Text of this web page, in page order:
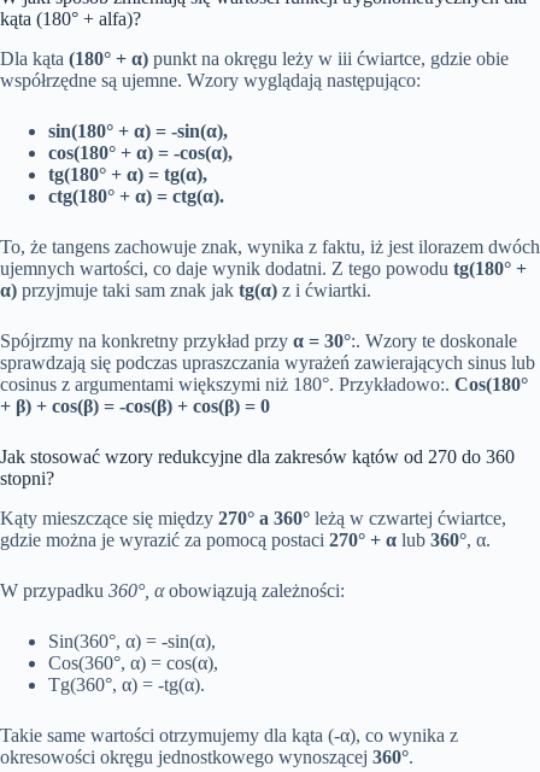
kąta (180° + alfa)?
Dla kąta (180° + α) punkt na okręgu leży w iii ćwiartce, gdzie obie
współrzędne są ujemne. Wzory wyglądają następująco:
sin(180° + α) = -sin(α),
cos(180° + α) = -cos(α),
tg(180° + α) = tg(α),
ctg(180° + α) = ctg(α).
To, że tangens zachowuje znak, wynika z faktu, iż jest ilorazem dwóch
ujemnych wartości, co daje wynik dodatni. Z tego powodu tg(180° +
α) przyjmuje taki sam znak jak tg(α) z i ćwiartki.
Spójrzmy na konkretny przykład przy α = 30°:. Wzory te doskonale
sprawdzają się podczas upraszczania wyrażeń zawierających sinus lub
cosinus z argumentami większymi niż 180°. Przykładowo:. Cos(180°
+ β) + cos(β) = -cos(β) + cos(β) = 0
Jak stosować wzory redukcyjne dla zakresów kątów od 270 do 360
stopni?
Kąty mieszczące się między 270° a 360° leżą w czwartej ćwiartce,
gdzie można je wyrazić za pomocą postaci 270° + α lub 360°, α.
W przypadku 360°, αobowiązują zależności:
Sin(360°, α) = -sin(α),
Cos(360°, α) = cos(α),
Tg(360°, α) = -tg(α).
Takie same wartości otrzymujemy dla kąta (-α), co wynika z
okresowości okręgu jednostkowego wynoszącej 360°.